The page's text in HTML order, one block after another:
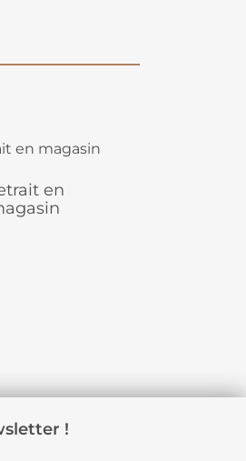
en
!